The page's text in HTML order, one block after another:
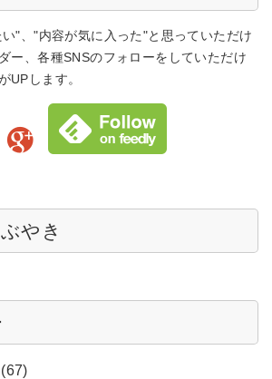
"、"内容が気に入った"と思っていただけ
ー、各種SNSのフォローをしていただけ
UPします。
やき
(67)